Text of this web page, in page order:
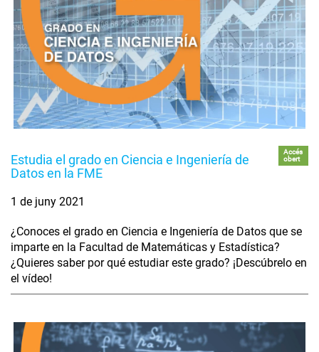
Estudia el grado en Ciencia e Ingeniería de
Datos en la FME
Accés
obert
1 de juny 2021
¿Conoces el grado en Ciencia e Ingeniería de Datos que se
imparte en la Facultad de Matemáticas y Estadística?
¿Quieres saber por qué estudiar este grado? ¡Descúbrelo en
el vídeo!